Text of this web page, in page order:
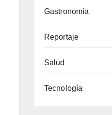
Gastronomía
Reportaje
Salud
Tecnología